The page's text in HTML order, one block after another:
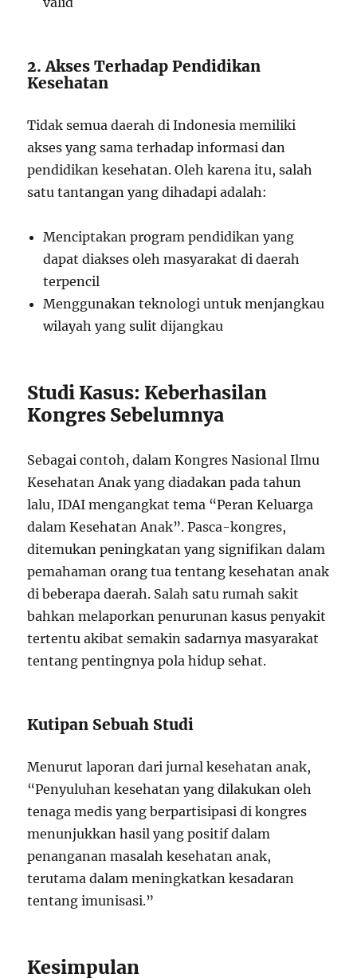
2. Akses Terhadap Pendidikan
Kesehatan
Tidak semua daerah di Indonesia memiliki
akses yang sama terhadap informasi dan
pendidikan kesehatan. Oleh karena itu, salah
satu tantangan yang dihadapi adalah:
Menciptakan program pendidikan yang
dapat diakses oleh masyarakat di daerah
terpencil
Menggunakan teknologi untuk menjangkau
wilayah yang sulit dijangkau
Studi Kasus: Keberhasilan
Kongres Sebelumnya
Sebagai contoh, dalam Kongres Nasional Ilmu
Kesehatan Anak yang diadakan pada tahun
lalu, IDAI mengangkat tema “Peran Keluarga
dalam Kesehatan Anak”. Pasca-kongres,
ditemukan peningkatan yang signifikan dalam
pemahaman orang tua tentang kesehatan anak
di beberapa daerah. Salah satu rumah sakit
bahkan melaporkan penurunan kasus penyakit
tertentu akibat semakin sadarnya masyarakat
tentang pentingnya pola hidup sehat.
Kutipan Sebuah Studi
Menurut laporan dari jurnal kesehatan anak,
“Penyuluhan kesehatan yang dilakukan oleh
tenaga medis yang berpartisipasi di kongres
menunjukkan hasil yang positif dalam
penanganan masalah kesehatan anak,
terutama dalam meningkatkan kesadaran
tentang imunisasi.”
Kesimpulan